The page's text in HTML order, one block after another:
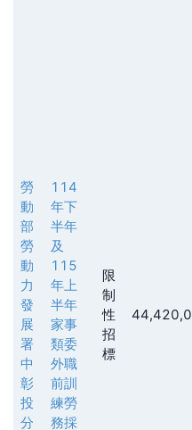
勞
動
部
勞
動
力
發
展
署
中
彰
投
分
114
年下
半年
及
115
年上
半年
家事
類委
外職
前訓
練勞
務採
限
制
性
招
標